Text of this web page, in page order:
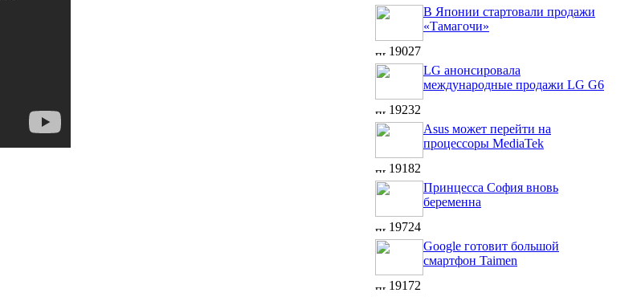
В Японии стартовали продажи
«Тамагочи»
19027
LG анонсировала
международные продажи LG G6
19232
Asus может перейти на
процессоры MediaTek
19182
Принцесса София вновь
беременна
19724
Google готовит большой
смартфон Taimen
19172